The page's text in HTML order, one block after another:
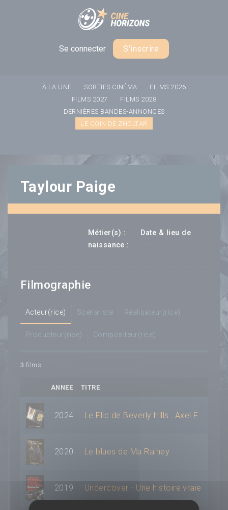
Se connecter S'inscrire
À LA UNE SORTIES CINÉMA
FILMS 2026
FILMS 2027
FILMS 2028
DERNIÈRES BANDES-ANNONCES
LE COIN DE ZHOLTAR
Taylour Paige
Métier(s) :
Date & lieu de
naissance :
Filmographie
Acteur(rice) Scénariste Réalisateur(rice)
Producteur(rice) Compositeur(rice)
3 films
ANNEE TITRE
2024 Le Flic de Beverly Hills : Axel F.
2020 Le blues de Ma Rainey
2019 Undercover - Une histoire vraie
Panneau de gestion des cookies